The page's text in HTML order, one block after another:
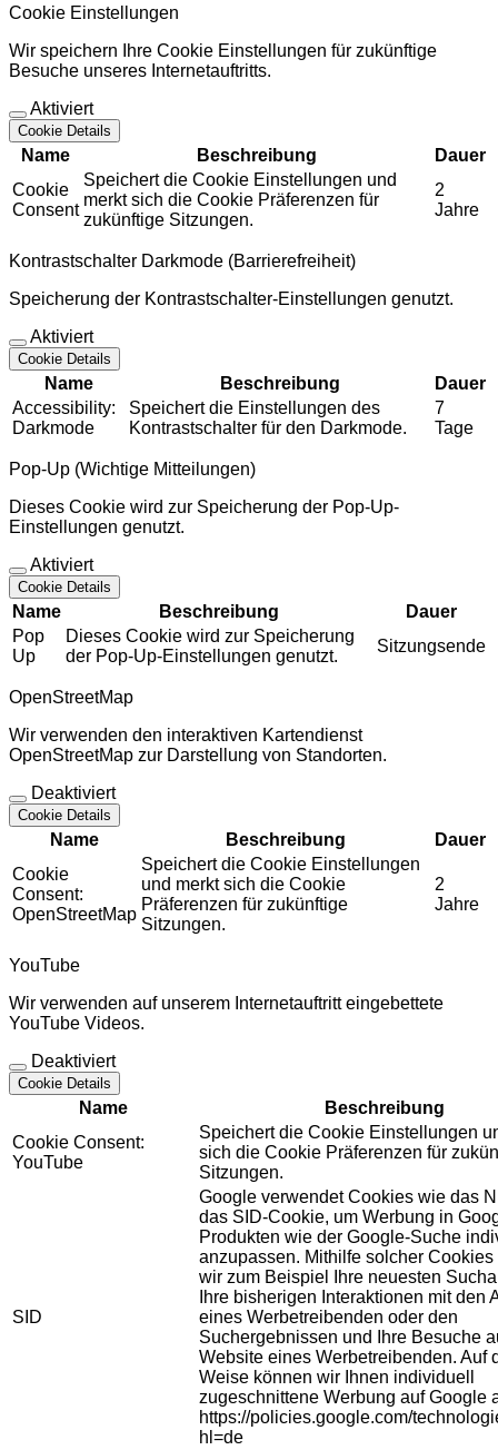
Cookie Einstellungen
Wir speichern Ihre Cookie Einstellungen für zukünftige
Besuche unseres Internetauftritts.
Aktiviert
Cookie Details
Name Beschreibung
Dauer
Cookie
Consent
Speichert die Cookie Einstellungen und
merkt sich die Cookie Präferenzen für
zukünftige Sitzungen.
2
Jahre
Kontrastschalter Darkmode (Barrierefreiheit)
Speicherung der Kontrastschalter-Einstellungen genutzt.
Aktiviert
Cookie Details
Name Beschreibung
Dauer
Accessibility:
Darkmode
Speichert die Einstellungen des
Kontrastschalter für den Darkmode.
7
Tage
Pop-Up (Wichtige Mitteilungen)
Dieses Cookie wird zur Speicherung der Pop-Up-
Einstellungen genutzt.
Aktiviert
Cookie Details
Name Beschreibung
Dauer
Pop
Up
Dieses Cookie wird zur Speicherung
der Pop-Up-Einstellungen genutzt.
Sitzungsende
OpenStreetMap
Wir verwenden den interaktiven Kartendienst
OpenStreetMap zur Darstellung von Standorten.
Deaktiviert
Cookie Details
Name Beschreibung
Dauer
Cookie
Consent:
OpenStreetMap
Speichert die Cookie Einstellungen
und merkt sich die Cookie
Präferenzen für zukünftige
Sitzungen.
2
Jahre
YouTube
Wir verwenden auf unserem Internetauftritt eingebettete
YouTube Videos.
Deaktiviert
Cookie Details
Name
Beschreibung
Cookie Consent:
YouTube
Speichert die Cookie Einstellungen
sich die Cookie Präferenzen für
Sitzungen.
SID
Google verwendet Cookies wie das
das SID-Cookie, um Werbung in
Produkten wie der Google-Suche
anzupassen. Mithilfe solcher Cookies
wir zum Beispiel Ihre neuesten
Ihre bisherigen Interaktionen mit den
eines Werbetreibenden oder den
Suchergebnissen und Ihre Besuche
Website eines Werbetreibenden. Auf
Weise können wir Ihnen individuell
zugeschnittene Werbung auf Google
https://policies.google.com/
hl=de